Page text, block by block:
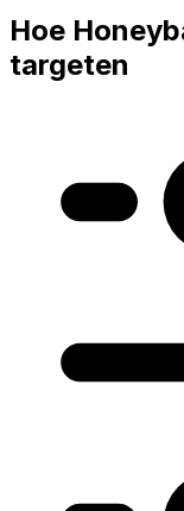
Hoe
targeten